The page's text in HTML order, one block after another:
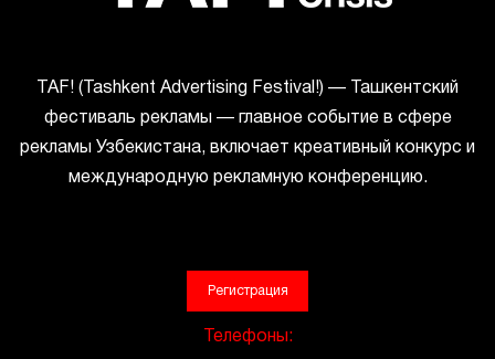
ТАF! (Tashkent Advertising Festival!) — Ташкентский
фестиваль рекламы — главное событие в сфере
рекламы Узбекистана, включает креативный конкурс и
международную рекламную конференцию.
Регистрация
Телефоны: